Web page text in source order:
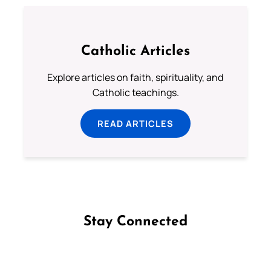
Catholic Articles
Explore articles on faith, spirituality, and
Catholic teachings.
READ ARTICLES
Stay Connected